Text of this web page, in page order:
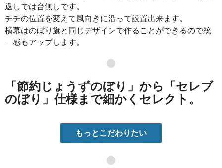
返しでは台無しです。
チチの位置を変えて風向きに沿って設置出来ます。
横幕はのぼり旗と同じデザインで作ることができるので統
一感もアップします。
●
「節約じょうずのぼり」から「セレブ
のぼり」仕様まで細かくセレクト。
もっとこだわりたい
●